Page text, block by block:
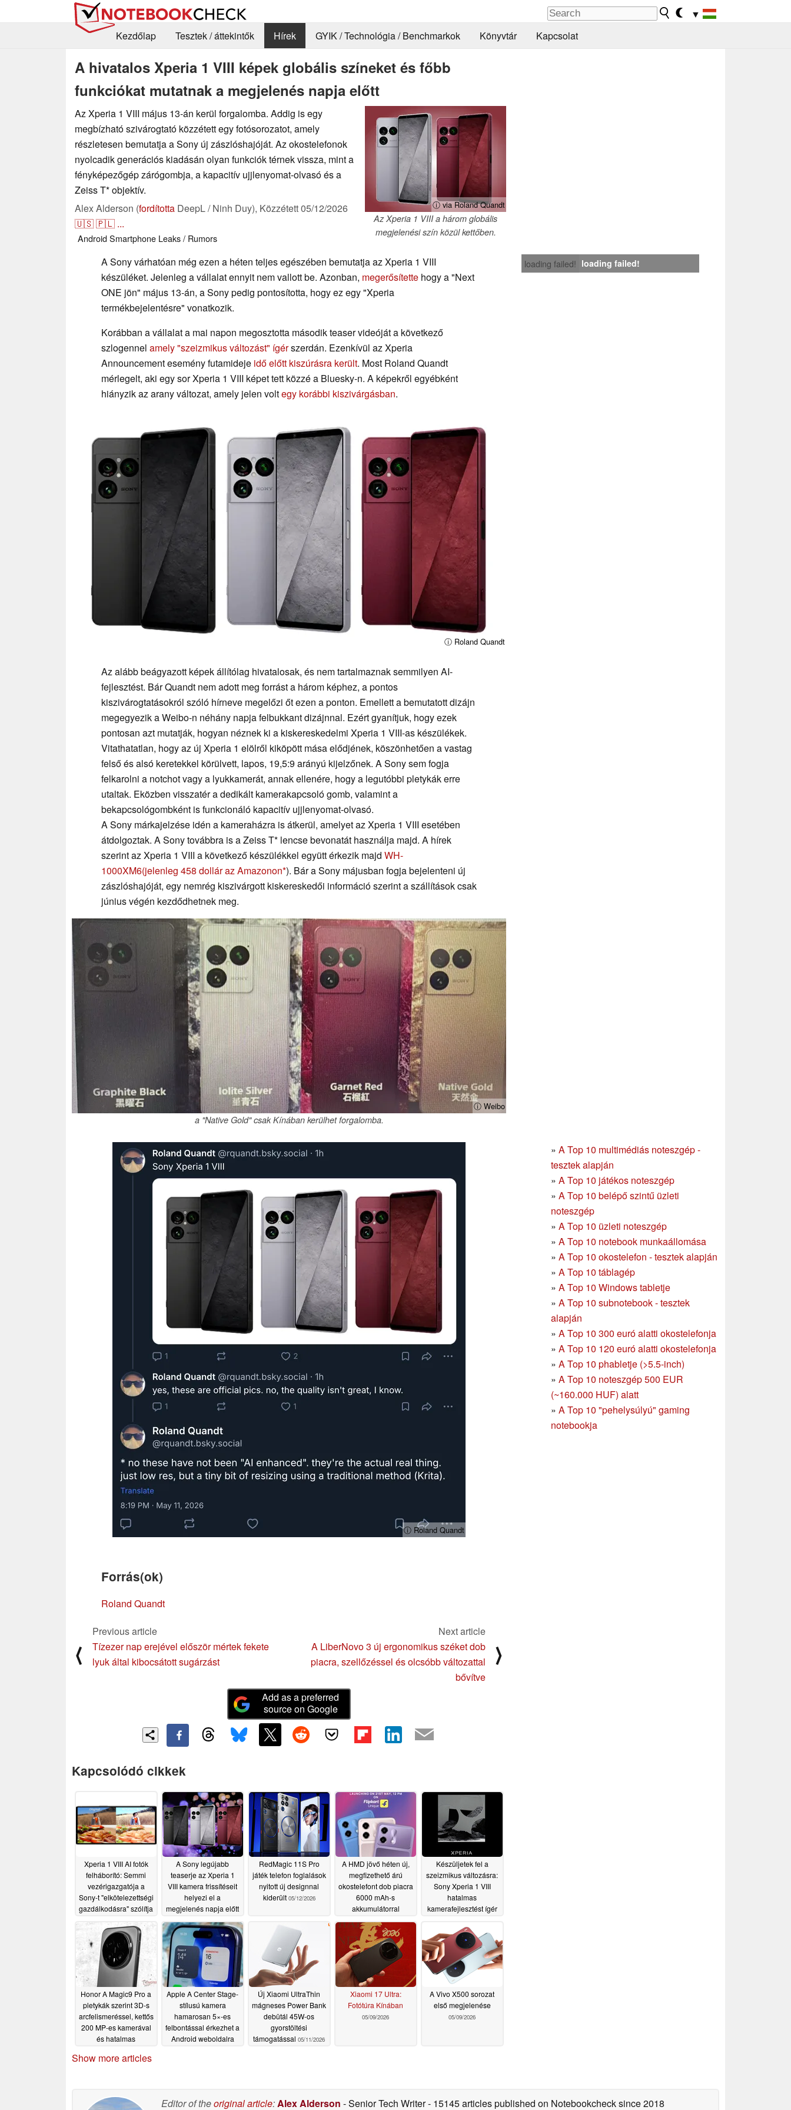
▼
Kezdőlap
Tesztek / áttekintők Hírek GYIK / Technológia / Benchmarkok Könyvtár Kapcsolat
A hivatalos Xperia 1 VIII képek globális színeket és főbb
funkciókat mutatnak a megjelenés napja előtt
ⓘ via Roland Quandt
Az Xperia 1 VIII a három globális
megjelenési szín közül kettőben.
Az Xperia 1 VIII május 13-án kerül forgalomba. Addig is egy
megbízható szivárogtató közzétett egy fotósorozatot, amely
részletesen bemutatja a Sony új zászlóshajóját. Az okostelefonok
nyolcadik generációs kiadásán olyan funkciók térnek vissza, mint a
fényképezőgép zárógombja, a kapacitív ujjlenyomat-olvasó és a
Zeiss T* objektív.
Alex Alderson (fordította DeepL / Ninh Duy), Közzétett05/12/2026
🇺🇸🇵🇱 ...
AndroidSmartphone Leaks / Rumors
loading failed! loading failed!
A Sony várhatóan még ezen a héten teljes egészében bemutatja az Xperia 1 VIII
készüléket. Jelenleg a vállalat ennyit nem vallott be. Azonban, megerősítette hogy a "Next
ONE jön" május 13-án, a Sony pedig pontosította, hogy ez egy "Xperia
termékbejelentésre" vonatkozik.
Korábban a vállalat a mai napon megosztotta második teaser videóját a következő
szlogennel amely "szeizmikus változást" ígérszerdán. Ezenkívül az Xperia
Announcement esemény futamideje idő előtt kiszúrásra került. Most Roland Quandt
mérlegelt, aki egy sor Xperia 1 VIII képet tett közzé a Bluesky-n. A képekről egyébként
hiányzik az arany változat, amely jelen voltegy korábbi kiszivárgásban.
ⓘ Roland Quandt
Az alább beágyazott képek állítólag hivatalosak, és nem tartalmaznak semmilyen AI-
fejlesztést. Bár Quandt nem adott meg forrást a három képhez, a pontos
kiszivárogtatásokról szóló hírneve megelőzi őt ezen a ponton. Emellett a bemutatott dizájn
megegyezik a Weibo-n néhány napja felbukkant dizájnnal. Ezért gyanítjuk, hogy ezek
pontosan azt mutatják, hogyan néznek ki a kiskereskedelmi Xperia 1 VIII-as készülékek.
Vitathatatlan, hogy az új Xperia 1 elölről kiköpött mása elődjének, köszönhetően a vastag
felső és alsó keretekkel körülvett, lapos, 19,5:9 arányú kijelzőnek. A Sony sem fogja
felkarolni a notchot vagy a lyukkamerát, annak ellenére, hogy a legutóbbi pletykák erre
utaltak. Eközben visszatér a dedikált kamerakapcsoló gomb, valamint a
bekapcsológombként is funkcionáló kapacitív ujjlenyomat-olvasó.
A Sony márkajelzése idén a kameraházra is átkerül, amelyet az Xperia 1 VIII esetében
átdolgoztak. A Sony továbbra is a Zeiss T* lencse bevonatát használja majd. A hírek
szerint az Xperia 1 VIII a következő készülékkel együtt érkezik majd WH-
1000XM6(jelenleg 458 dollár az Amazonon ). Bár a Sony májusban fogja bejelenteni új
zászlóshajóját, egy nemrég kiszivárgott kiskereskedői információ szerint a szállítások csak
június végén kezdődhetnek meg.
ⓘ Weibo
a "Native Gold" csak Kínában kerülhet forgalomba.
» A Top 10 multimédiás noteszgép -
tesztek alapján
» A Top 10 játékos noteszgép
» A Top 10 belépő szintű üzleti
noteszgép
» A Top 10 üzleti noteszgép
» A Top 10 notebook munkaállomása
» A Top 10 okostelefon - tesztek alapján
» A Top 10 táblagép
» A Top 10 Windows tabletje
» A Top 10 subnotebook - tesztek
alapján
» A Top 10 300 euró alatti okostelefonja
» A Top 10 120 euró alatti okostelefonja
» A Top 10 phabletje (>5.5-inch)
» A Top 10 noteszgép 500 EUR
(~160.000 HUF) alatt
» A Top 10 "pehelysúlyú" gaming
notebookja
ⓘ Roland Quandt
Forrás(ok)
Roland Quandt
⟨
Previous article
Tízezer nap erejével először mértek fekete
lyuk által kibocsátott sugárzást
Next article
A LiberNovo 3 új ergonomikus széket dob
piacra, szellőzéssel és olcsóbb változattal
bővítve
⟩
Add as a preferred
source on Google
Kapcsolódó cikkek
Xperia 1 VIII AI fotók
felháborító: Semmi
vezérigazgatója a
Sony-t "elkötelezettségi
gazdálkodásra" szólítja
05/15/2026
A Sony legújabb
teaserje az Xperia 1
VIII kamera frissítéseit
helyezi el a
megjelenés napja előtt
05/12/2026
RedMagic 11S Pro
játék telefon foglalások
nyitott új designnal
kiderült 05/12/2026
A HMD jövő héten új,
megfizethető árú
okostelefont dob piacra
6000 mAh-s
akkumulátorral
05/11/2026
Készüljetek fel a
szeizmikus változásra:
Sony Xperia 1 VIII
hatalmas
kamerafejlesztést ígér
teaserben05/11/2026
Honor A Magic9 Pro a
pletykák szerint 3D-s
arcfelismeréssel, kettős
200 MP-es kamerával
és hatalmas
rendelkezik majd
Apple A Center Stage-
stílusú kamera
hamarosan 5×-es
felbontással érkezhet a
Android weboldalra
Új Xiaomi UltraThin
mágneses Power Bank
debütál 45W-os
gyorstöltési
támogatással 05/11/2026
Xiaomi 17 Ultra:
Fotótúra Kínában
05/09/2026
A Vivo X500 sorozat
első megjelenése
05/09/2026
Show more articles
Editor of theoriginal article:Alex Alderson - Senior Tech Writer- 15145 articles published on Notebookchecksince 2018